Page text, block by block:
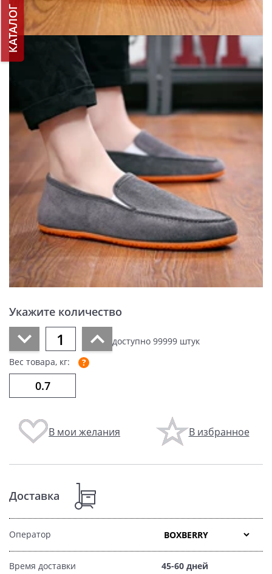
КАТАЛОГ
Укажите количество
доступно 99999 штук
Вес товара, кг:
В мои желания В избранное
Доставка
Оператор
Время доставки 45-60 дней